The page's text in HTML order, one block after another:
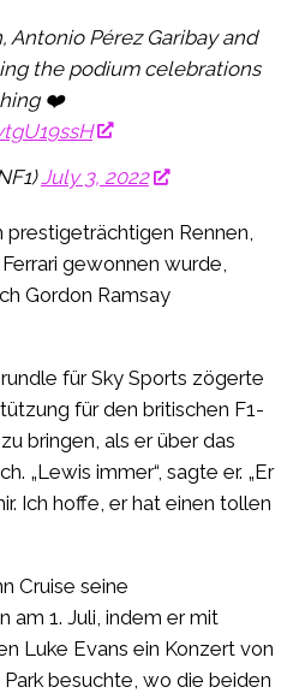
Antonio Pérez Garibay and
the podium celebrations
❤️
July 3, 2022
Rennen,
gewonnen wurde,
Gordon Ramsay
für Sky Sports zögerte
für den britischen F1-
bringen, als er über das
„Lewis immer“, sagte er. „Er
Ich hoffe, er hat einen tollen
Cruise seine
am 1. Juli, indem er mit
Luke Evans ein Konzert von
besuchte, wo die beiden